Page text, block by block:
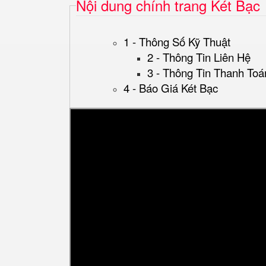
Nội dung chính trang Két Bạc
1 - Thông Số Kỹ Thuật
2 - Thông Tin Liên Hệ
3 - Thông Tin Thanh
4 - Báo Giá Két Bạc